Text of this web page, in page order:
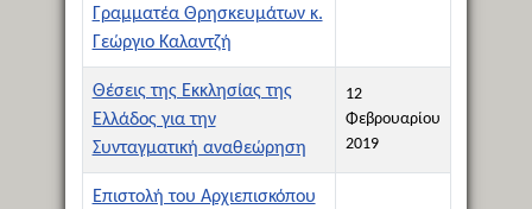
Γραμματέα Θρησκευμάτων κ.
Γεώργιο Καλαντζή
Θέσεις της Εκκλησίας της
Ελλάδος για την
Συνταγματική αναθεώρηση
12
Φεβρουαρίου
2019
Επιστολή του Αρχιεπισκόπου